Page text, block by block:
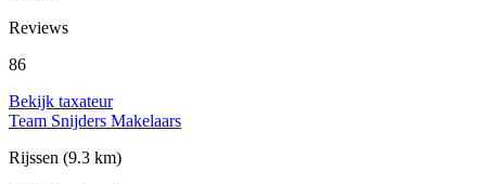
Reviews
86
Bekijk taxateur
Team Snijders Makelaars
Rijssen (9.3 km)